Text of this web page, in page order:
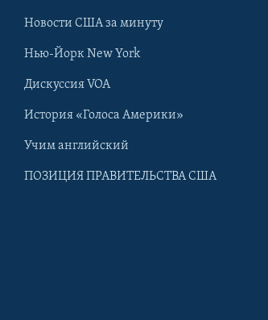
Новости США за минуту
Нью-Йорк New York
Дискуссия VOA
История «Голоса Америки»
Учим английский
ПОЗИЦИЯ ПРАВИТЕЛЬСТВА США